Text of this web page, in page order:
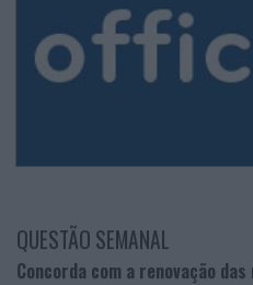
QUESTÃO SEMANAL
Concorda com a renovação